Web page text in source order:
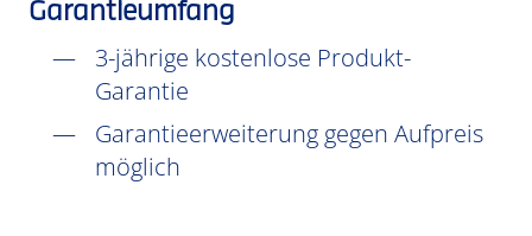
Garantieumfang
3-jährige kostenlose Produkt-
Garantie
Garantieerweiterung gegen Aufpreis
möglich